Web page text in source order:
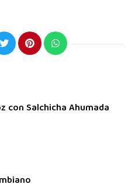
con Salchicha Ahumada